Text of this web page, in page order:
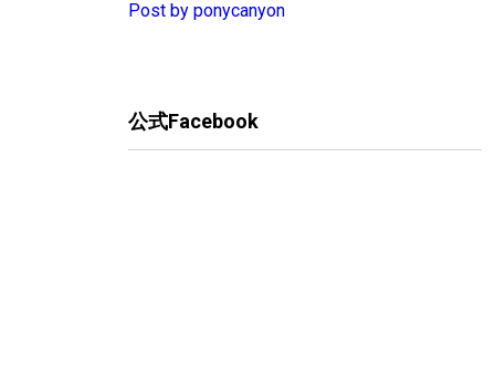
Post by ponycanyon
公式Facebook